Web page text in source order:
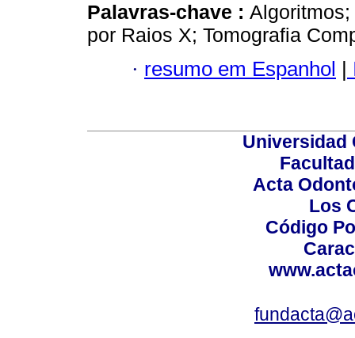
Palavras-chave :
por Raios X; Tomografia
· resumo em Espanhol |
Universidad
Acta
Los
Código